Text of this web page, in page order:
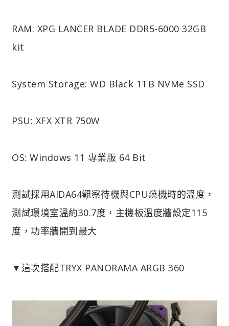
RAM: XPG LANCER BLADE DDR5-6000 32GB
kit
System Storage: WD Black 1TB NVMe SSD
PSU: XFX XTR 750W
OS: Windows 11 專業版 64 Bit
測試採用AIDA64觀察待機與CPU燒機時的溫度，
測試環境室溫約30.7度，主機板溫度牆設定115
度，功率牆開到最大
▼這次搭配TRYX PANORAMA ARGB 360